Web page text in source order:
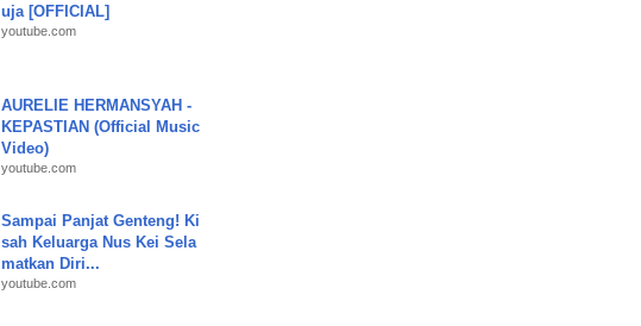
uja [OFFICIAL]
youtube.com
AURELIE HERMANSYAH -
KEPASTIAN (Official Music
Video)
youtube.com
Sampai Panjat Genteng! Ki
sah Keluarga Nus Kei Sela
matkan Diri...
youtube.com